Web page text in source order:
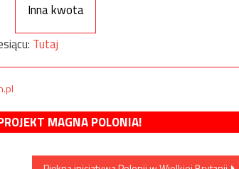
Inna kwota
Tutaj
MAGNA POLONIA!